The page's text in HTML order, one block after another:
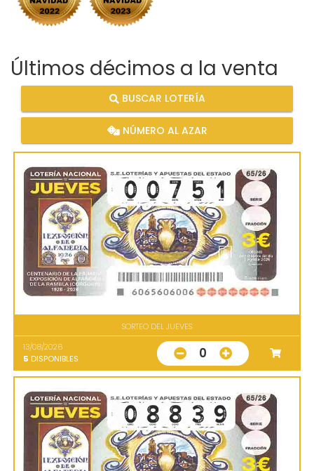
Últimos décimos a la venta
BUSCAR LOTERÍA
NÚMERO AL AZAR
SORTEO DEL JUEVES
13/08/2026
5 DISPONIBLES 0